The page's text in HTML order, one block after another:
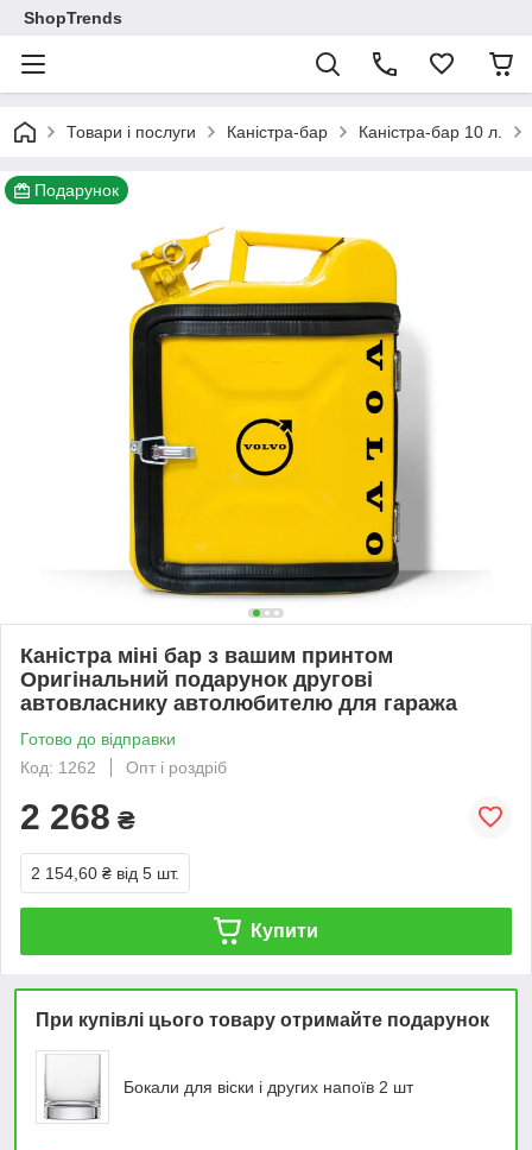
ShopTrends
Товари і послуги Каністра-бар Каністра-бар 10 л.
Подарунок
Каністра міні бар з вашим принтом
Оригінальний подарунок другові
автовласнику автолюбителю для гаража
Готово до відправки
Код: 1262
Опт і роздріб
2 268 ₴
2 154,60 ₴ від 5 шт.
Купити
При купівлі цього товару отримайте подарунок
Бокали для віски і других напоїв 2 шт